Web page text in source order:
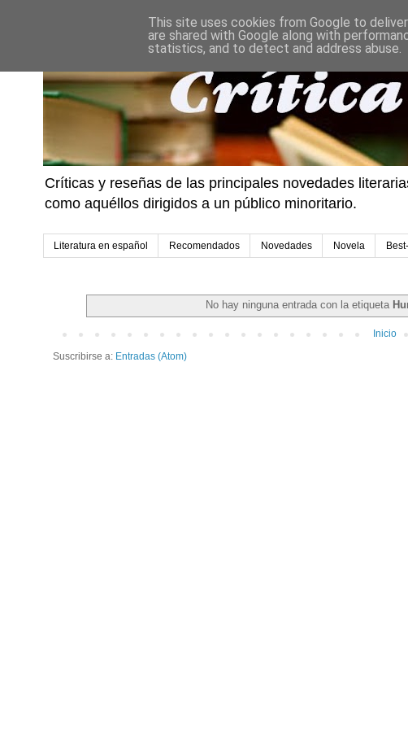
Críticas y reseñas de las principales novedades
como aquéllos dirigidos a un público minoritario.
Literatura en español Recomendados Novedades Novela
No hay ninguna entrada con la etiqueta
Inicio
Suscribirse a: Entradas (Atom)
This site uses cookies from Google to
are shared with Google along with
statistics, and to detect and address abuse.